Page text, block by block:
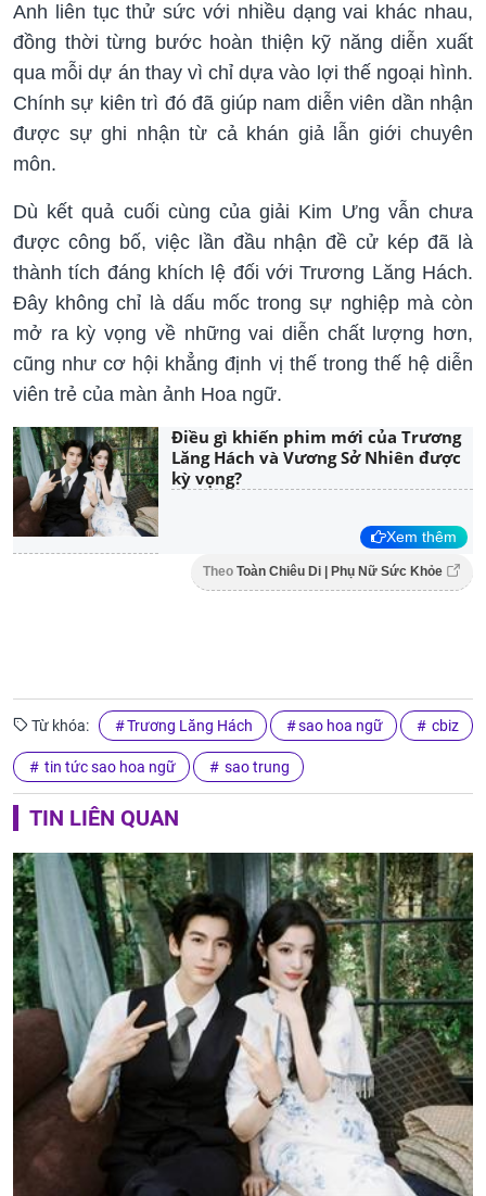
Anh liên tục thử sức với nhiều dạng vai khác nhau,
đồng thời từng bước hoàn thiện kỹ năng diễn xuất
qua mỗi dự án thay vì chỉ dựa vào lợi thế ngoại hình.
Chính sự kiên trì đó đã giúp nam diễn viên dần nhận
được sự ghi nhận từ cả khán giả lẫn giới chuyên
môn.
Dù kết quả cuối cùng của giải Kim Ưng vẫn chưa
được công bố, việc lần đầu nhận đề cử kép đã là
thành tích đáng khích lệ đối với Trương Lăng Hách.
Đây không chỉ là dấu mốc trong sự nghiệp mà còn
mở ra kỳ vọng về những vai diễn chất lượng hơn,
cũng như cơ hội khẳng định vị thế trong thế hệ diễn
viên trẻ của màn ảnh Hoa ngữ.
Điều gì khiến phim mới của Trương
Lăng Hách và Vương Sở Nhiên được
kỳ vọng?
Xem thêm
Theo Toàn Chiêu Di | Phụ Nữ Sức Khỏe
Từ khóa: Trương Lăng Hách sao hoa ngữ cbiz
tin tức sao hoa ngữ sao trung
TIN LIÊN QUAN